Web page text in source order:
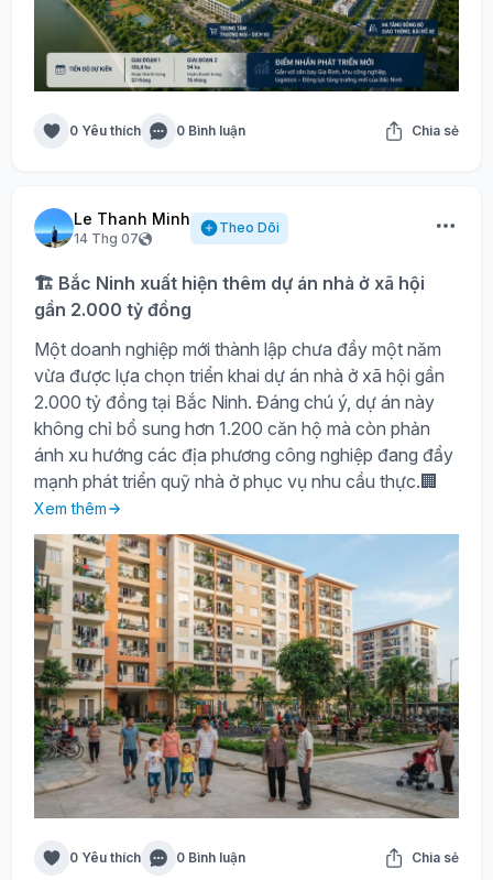
0 Yêu thích 0 Bình luận Chia sẻ
Le Thanh Minh
14 Thg 07
Theo Dõi
🏗️ Bắc Ninh xuất hiện thêm dự án nhà ở xã hội
gần 2.000 tỷ đồng
Một doanh nghiệp mới thành lập chưa đầy một năm
vừa được lựa chọn triển khai dự án nhà ở xã hội gần
2.000 tỷ đồng tại Bắc Ninh. Đáng chú ý, dự án này
không chỉ bổ sung hơn 1.200 căn hộ mà còn phản
ánh xu hướng các địa phương công nghiệp đang đẩy
mạnh phát triển quỹ nhà ở phục vụ nhu cầu thực.🏢
Xem thêm
0 Yêu thích 0 Bình luận Chia sẻ